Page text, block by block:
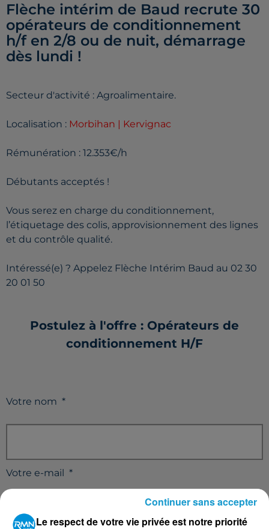
Flèche intérim de Baud recrute 30
opérateurs de conditionnement
h/f en 2/8 ou de nuit, démarrage
dès lundi !
Secteur d'activité : Agroalimentaire.
Localisation : Morbihan | Kervignac
Rémunération : 12.353€/h
Débutants acceptés !
Vous serez en charge du conditionnement,
l’étiquetage des colis, approvisionnement des lignes
et du contrôle qualité.
Intéressé(e) ? Appelez Flèche Intérim Baud au 02 30
20 01 50
Postulez à l'offre : Opérateurs de
conditionnement H/F
Votre nom *
Votre e-mail *
Le respect de votre vie privée est notre priorité
Continuer sans accepter